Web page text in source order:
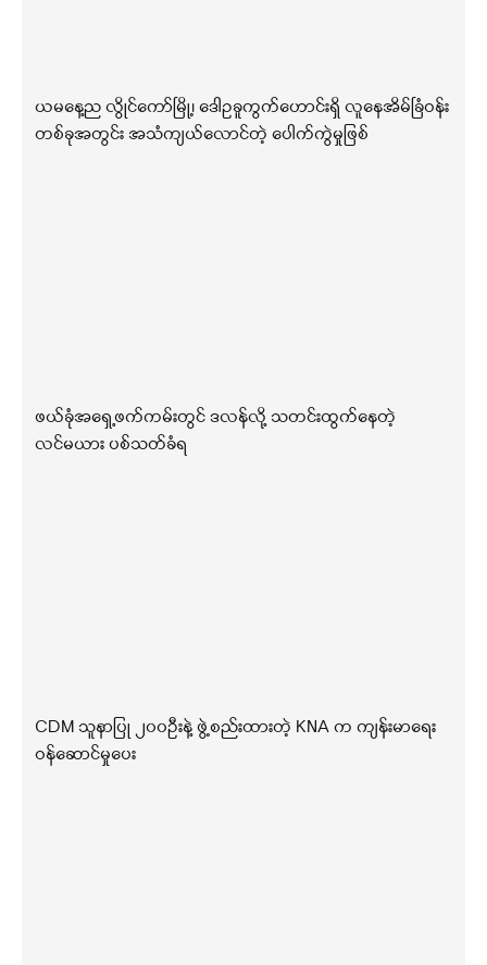
ယမနေ့ည လွိုင်ကော်မြို့၊ ဒေါဥခူကွက်ဟောင်းရှိ လူနေအိမ်ခြံဝန်း
တစ်ခုအတွင်း အသံကျယ်လောင်တဲ့ ပေါက်ကွဲမှုဖြစ်
ဖယ်ခုံအရှေ့ဖက်ကမ်းတွင် ဒလန်လို့ သတင်းထွက်နေတဲ့
လင်မယား ပစ်သတ်ခံရ
CDM သူနာပြု ၂၀၀ဦးနဲ့ ဖွဲ့စည်းထားတဲ့ KNA က ကျန်းမာရေး
ဝန်ဆောင်မှုပေး